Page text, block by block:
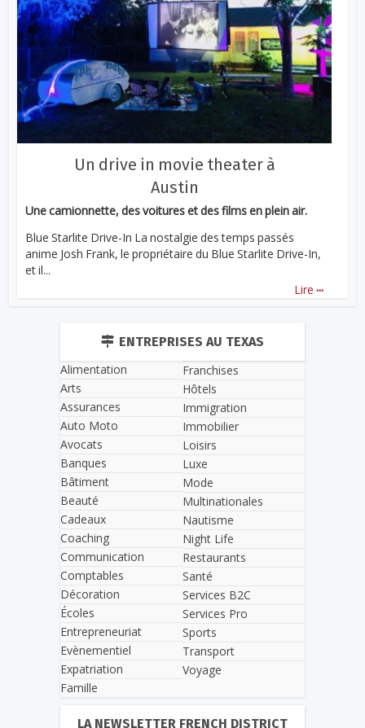
Un drive in movie theater à
Austin
Une camionnette, des voitures et des films en plein air.
Blue Starlite Drive-In La nostalgie des temps passés
anime Josh Frank, le propriétaire du Blue Starlite Drive-In,
et il...
Lire ...
ENTREPRISES AU TEXAS
Alimentation
Arts
Assurances
Auto Moto
Avocats
Banques
Bâtiment
Beauté
Cadeaux
Coaching
Communication
Comptables
Décoration
Écoles
Entrepreneuriat
Evènementiel
Expatriation
Famille
Franchises
Hôtels
Immigration
Immobilier
Loisirs
Luxe
Mode
Multinationales
Nautisme
Night Life
Restaurants
Santé
Services B2C
Services Pro
Sports
Transport
Voyage
LA NEWSLETTER FRENCH DISTRICT